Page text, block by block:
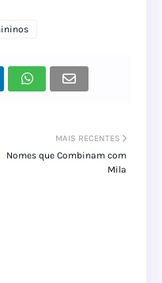
MAIS RECENTES
Nomes que Combinam com
Mila